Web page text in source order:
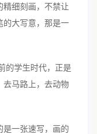
精细刻画，不禁让
的大写意，那是一
学生时代，正是
去马路上，去动物
一张速写，画的